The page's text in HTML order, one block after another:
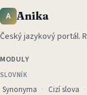
A Anika
Český jazykový portál.
MODULY
SLOVNÍK
Synonyma Cizí slova